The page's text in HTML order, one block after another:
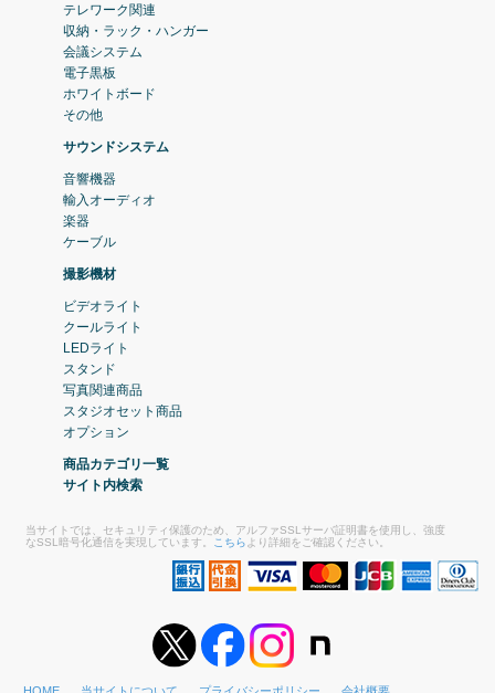
テレワーク関連
収納・ラック・ハンガー
会議システム
電子黒板
ホワイトボード
その他
サウンドシステム
音響機器
輸入オーディオ
楽器
ケーブル
撮影機材
ビデオライト
クールライト
LEDライト
スタンド
写真関連商品
スタジオセット商品
オプション
商品カテゴリ一覧
サイト内検索
当サイトでは、セキュリティ保護のため、アルファSSLサーバ証明書を使用し、強度
なSSL暗号化通信を実現しています。
こちら より詳細をご確認ください。